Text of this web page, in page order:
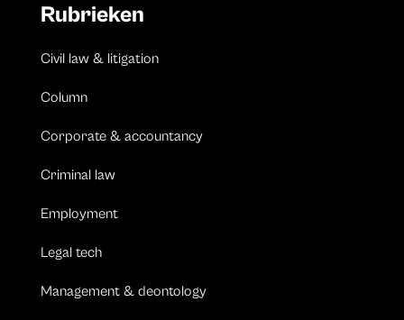
Rubrieken
Civil law & litigation
Column
Corporate & accountancy
Criminal law
Employment
Legal tech
Management & deontology